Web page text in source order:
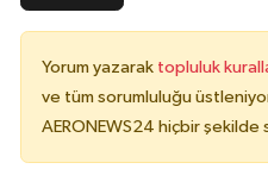
Yorum yazarak topluluk
ve tüm sorumluluğu
AERONEWS24 hiçbir